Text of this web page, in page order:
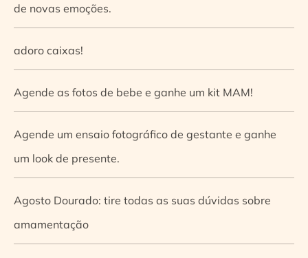
de novas emoções.
adoro caixas!
Agende as fotos de bebe e ganhe um kit MAM!
Agende um ensaio fotográfico de gestante e ganhe
um look de presente.
Agosto Dourado: tire todas as suas dúvidas sobre
amamentação